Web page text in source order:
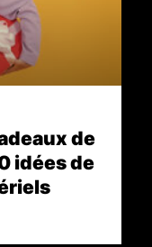
de
idées de